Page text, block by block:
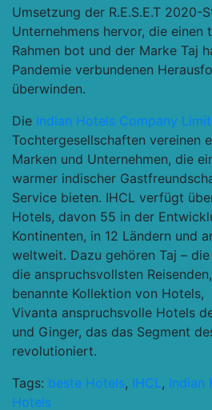
Umsetzung der R.E.S.E.T 2020-
Unternehmens hervor, die einen
Rahmen bot und der Marke Taj
Pandemie verbundenen
überwinden.
Die Indian Hotels Company
Tochtergesellschaften vereinen
Marken und Unternehmen, die
warmer indischer
Service bieten. IHCL verfügt
Hotels, davon 55 in der
Kontinenten, in 12 Ländern und
weltweit. Dazu gehören Taj –
die anspruchsvollsten
benannte Kollektion von Hotels,
Vivanta anspruchsvolle Hotels
und Ginger, das das Segment
revolutioniert.
Tags: beste Hotels, IHCL, Indian
Hotels